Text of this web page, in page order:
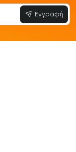
Εγγραφή